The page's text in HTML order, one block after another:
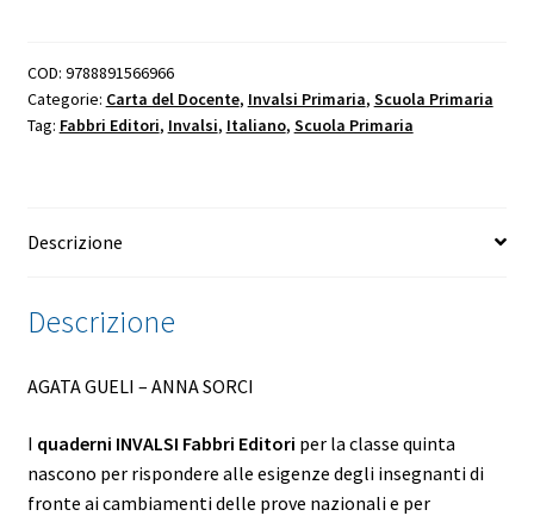
originale
era:
attuale
è:
COD: 9788891566966
Categorie: Carta del Docente, Invalsi Primaria, Scuola Primaria
Tag: Fabbri Editori, Invalsi, Italiano, Scuola Primaria
Descrizione
Descrizione
AGATA GUELI – ANNA SORCI
I quaderni INVALSI Fabbri Editori per la classe quinta
nascono per rispondere alle esigenze degli insegnanti di
fronte ai cambiamenti delle prove nazionali e per